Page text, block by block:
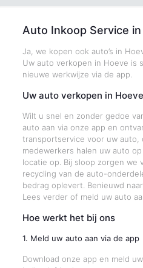
Auto Inkoop Service
Ja, we kopen ook auto’s in
Uw auto verkopen in Hoeve is
nieuwe werkwijze via de app.
Uw auto verkopen in Hoeve
Wilt u snel en zonder gedoe
auto aan via onze app en
transportservice voor uw auto,
medewerkers halen uw auto
locatie op. Bij sloop zorgen we
recycling van de auto-
bedrag oplevert. Benieuwd
Lees verder of meld uw auto
Hoe werkt het bij ons
1. Meld uw auto aan via de app
Download onze app en meld